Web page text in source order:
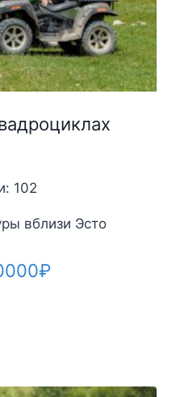
102
вблизи Эсто
₽Диапазон
50000₽